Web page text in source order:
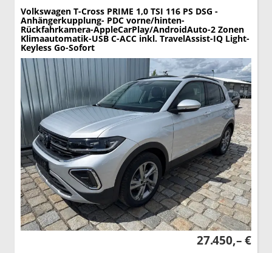
Volkswagen T-Cross PRIME 1,0 TSI 116 PS DSG -
Anhängerkupplung- PDC vorne/hinten-
Rückfahrkamera-AppleCarPlay/AndroidAuto-2 Zonen
Klimaautomatik-USB C-ACC inkl. TravelAssist-IQ Light-
Keyless Go-Sofort
27.450,– €